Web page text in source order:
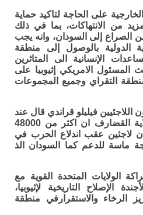
على الحاجة لتاكيد حماية
من الانتهاكات، بما في ذلك
من الصراع إلى السودان، وانه يجب
الدولية بالوصول إلى منطقة
الإنسانية الى المتاثرين
الامريكي إثيوبيا على
التقراي وجميع المجموعات
فيليلو قراندي قال عند
زيارته لمنطقة الراكوبة بولاية القضارف ان اكثر من 48000
لاجئين عقب اندلاع الحرب في
ماسة للدعم كما السودان الذ
الولايات المتحدة القوية مع
الإصلاح التاريخية لإثيوبيا،
الرخاء والاستقرارفي منطقة